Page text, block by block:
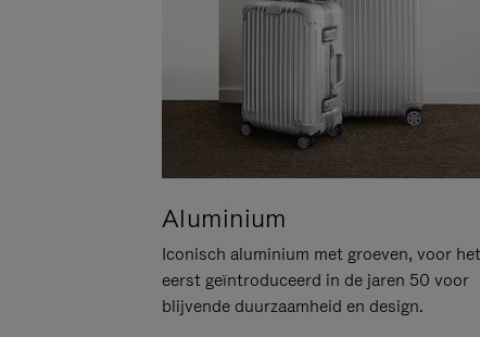
Aluminium
Iconisch aluminium met groeven, voor het
eerst geïntroduceerd in de jaren 50 voor
blijvende duurzaamheid en design.